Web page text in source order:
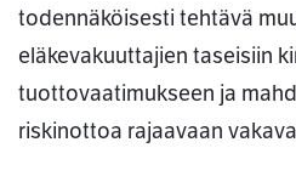
todennäköisesti tehtävä
eläkevakuuttajien taseisiin
tuottovaatimukseen ja
riskinottoa rajaavaan